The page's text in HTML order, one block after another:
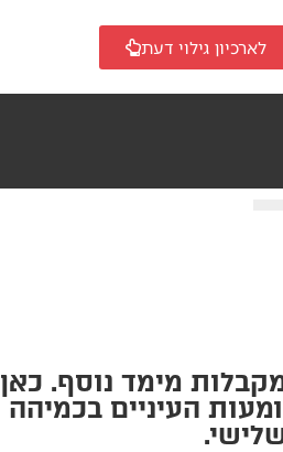
לארכיון גילוי דעת
מימד נוסף. כאן
העיניים בכמיהה